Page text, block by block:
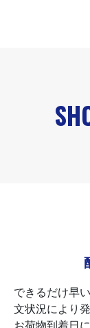
できるだけ早
文状況により